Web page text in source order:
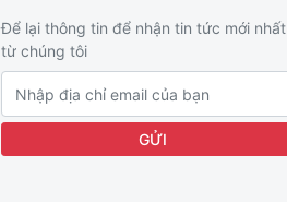
Để lại thông tin để nhận tin tức mới nhất
từ chúng tôi